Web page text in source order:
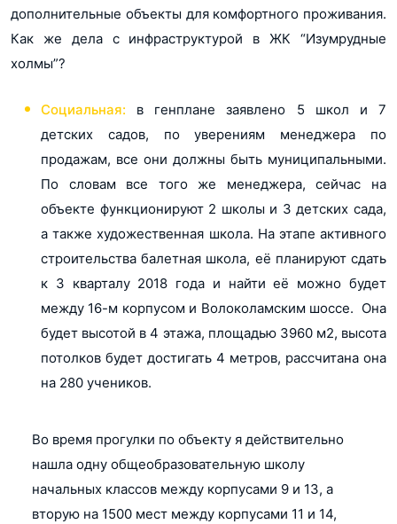
дополнительные объекты для комфортного проживания.
Как же дела с инфраструктурой в ЖК “Изумрудные
холмы”?
Социальная: в генплане заявлено 5 школ и 7
детских садов, по уверениям менеджера по
продажам, все они должны быть муниципальными.
По словам все того же менеджера, сейчас на
объекте функционируют 2 школы и 3 детских сада,
а также художественная школа. На этапе активного
строительства балетная школа, её планируют сдать
к 3 кварталу 2018 года и найти её можно будет
между 16-м корпусом и Волоколамским шоссе. Она
будет высотой в 4 этажа, площадью 3960 м2, высота
потолков будет достигать 4 метров, рассчитана она
на 280 учеников.
Во время прогулки по объекту я действительно
нашла одну общеобразовательную школу
начальных классов между корпусами 9 и 13, а
вторую на 1500 мест между корпусами 11 и 14,